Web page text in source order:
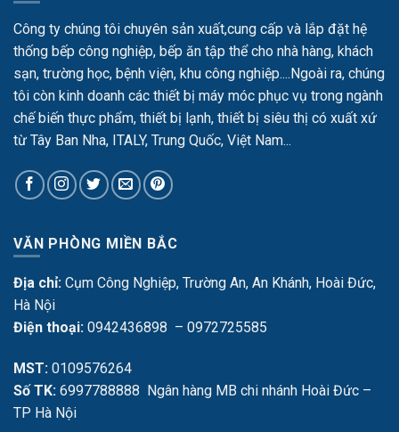
Công ty chúng tôi chuyên sản xuất,cung cấp và lắp đặt hệ
thống bếp công nghiệp, bếp ăn tập thể cho nhà hàng, khách
sạn, trường học, bệnh viện, khu công nghiệp....Ngoài ra, chúng
tôi còn kinh doanh các thiết bị máy móc phục vụ trong ngành
chế biến thực phẩm, thiết bị lạnh, thiết bị siêu thị có xuất xứ
từ Tây Ban Nha, ITALY, Trung Quốc, Việt Nam...
VĂN PHÒNG MIỀN BẮC
Địa chỉ: Cụm Công Nghiệp, Trường An, An Khánh, Hoài Đức,
Hà Nội
Điện thoại: 0942436898 – 0972725585
MST: 0109576264
Số TK: 6997788888 Ngân hàng MB chi nhánh Hoài Đức –
TP Hà Nội